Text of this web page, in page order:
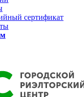
сертификат